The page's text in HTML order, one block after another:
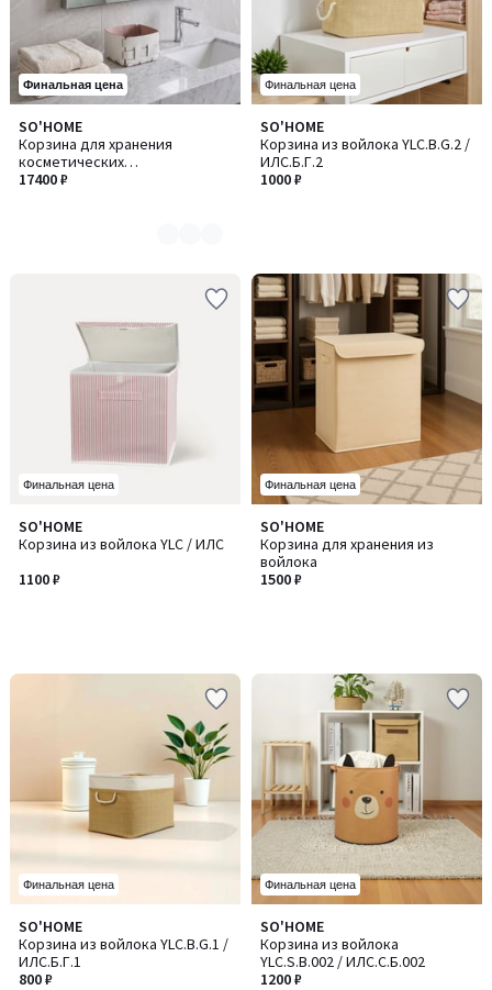
Финальная цена
SO'HOME
Корзина для хранения
косметических
принадлежностей
17400 ₽
Количество
цветов:
2
Финальная цена
SO'HOME
Корзина из войлока YLC.B.G.2 /
ИЛC.Б.Г.2
1000 ₽
Финальная цена
SO'HOME
Корзина из войлока YLC / ИЛC
1100 ₽
Финальная цена
SO'HOME
Корзина для хранения из
войлока
1500 ₽
Финальная цена
SO'HOME
Корзина из войлока YLC.B.G.1 /
ИЛC.Б.Г.1
800 ₽
Финальная цена
SO'HOME
Корзина из войлока
YLC.S.B.002 / ИЛC.С.Б.002
1200 ₽